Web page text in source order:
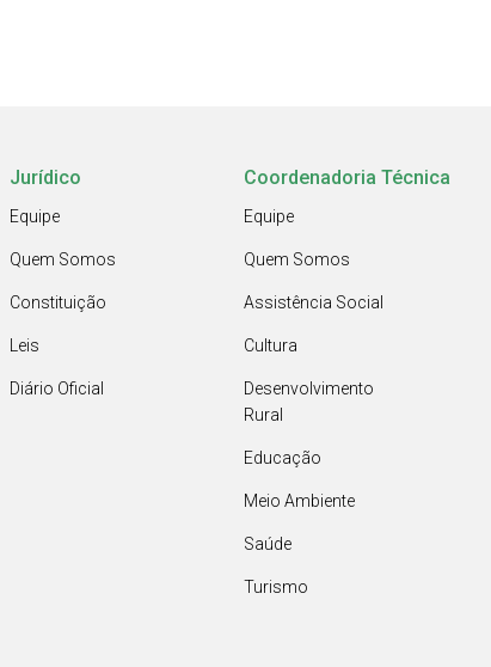
Jurídico
Equipe
Quem Somos
Constituição
Leis
Diário Oficial
Coordenadoria Técnica
Equipe
Quem Somos
Assistência Social
Cultura
Desenvolvimento
Rural
Educação
Meio Ambiente
Saúde
Turismo